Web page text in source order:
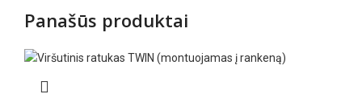
Panašūs produktai